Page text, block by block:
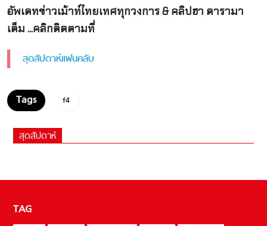
อัพเดทข่าวเม้าท์ไทยเทศทุกวงการ & คลิปฮา ดารามา
เต็ม ...คลิกติดตามที่
สุดสัปดาห์แฟนคลับ
f4
สุดสัปดาห์
TAG